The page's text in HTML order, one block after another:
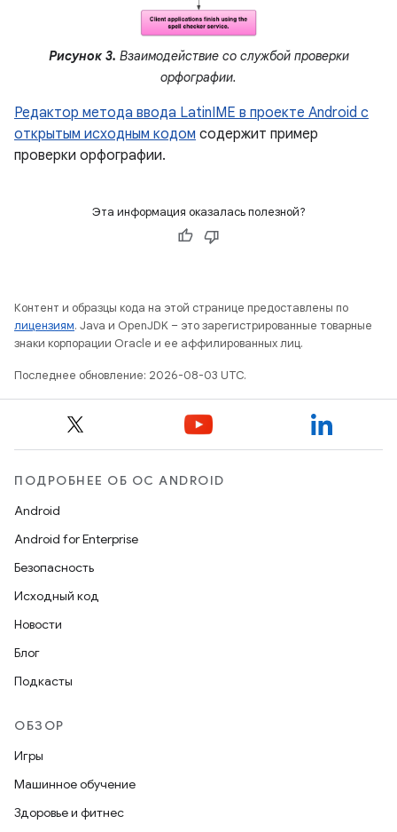
Рисунок 3. Взаимодействие со службой проверки
орфографии.
Редактор метода ввода LatinIME в проекте Android с
открытым исходным кодом содержит пример
проверки орфографии.
Эта информация оказалась полезной?
Контент и образцы кода на этой странице предоставлены по
лицензиям. Java и OpenJDK – это зарегистрированные товарные
знаки корпорации Oracle и ее аффилированных лиц.
Последнее обновление: 2026-08-03 UTC.
ПОДРОБНЕЕ ОБ ОС ANDROID
Android
Android for Enterprise
Безопасность
Исходный код
Новости
Блог
Подкасты
ОБЗОР
Игры
Машинное обучение
Здоровье и фитнес